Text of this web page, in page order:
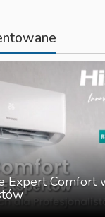
Expert Comfort